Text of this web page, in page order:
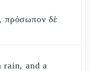
πρόσωπον δὲ
rain, and a